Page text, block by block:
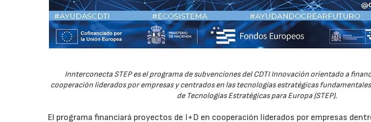
Innterconecta STEP es el programa de subvenciones del CDTI Innovación orientado a
cooperación liderados por empresas y centrados en las tecnologías estratégicas
de Tecnologías Estratégicas para Europa (STEP).
El programa financiará proyectos de I+D en cooperación liderados por empresas